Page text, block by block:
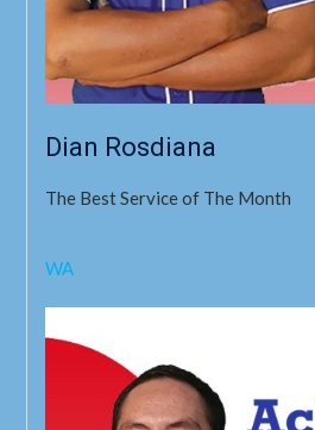
Dian Rosdiana
The Best Service of The Month
WA